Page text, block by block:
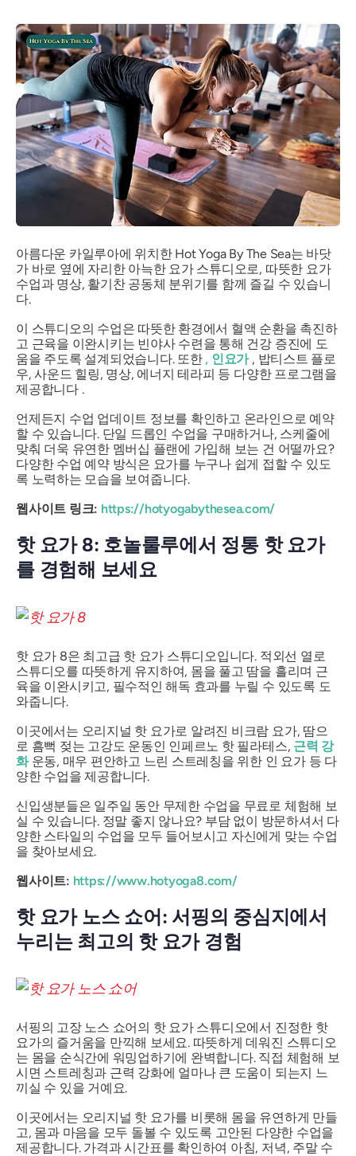
아름다운 카일루아에 위치한 Hot Yoga By The Sea는 바닷
가 바로 옆에 자리한 아늑한 요가 스튜디오로, 따뜻한 요가
수업과 명상, 활기찬 공동체 분위기를 함께 즐길 수 있습니
다.
이 스튜디오의 수업은 따뜻한 환경에서 혈액 순환을 촉진하
고 근육을 이완시키는 빈야사 수련을 통해 건강 증진에 도
움을 주도록 설계되었습니다. 또한 , 인요가, 밥티스트 플로
우, 사운드 힐링, 명상, 에너지 테라피 등 다양한 프로그램을
제공합니다 .
언제든지 수업 업데이트 정보를 확인하고 온라인으로 예약
할 수 있습니다. 단일 드롭인 수업을 구매하거나, 스케줄에
맞춰 더욱 유연한 멤버십 플랜에 가입해 보는 건 어떨까요?
다양한 수업 예약 방식은 요가를 누구나 쉽게 접할 수 있도
록 노력하는 모습을 보여줍니다.
웹사이트 링크: https://hotyogabythesea.com/
핫 요가 8: 호놀룰루에서 정통 핫 요가
를 경험해 보세요
핫 요가 8은 최고급 핫 요가 스튜디오입니다. 적외선 열로
스튜디오를 따뜻하게 유지하여, 몸을 풀고 땀을 흘리며 근
육을 이완시키고, 필수적인 해독 효과를 누릴 수 있도록 도
와줍니다.
이곳에서는 오리지널 핫 요가로 알려진 비크람 요가, 땀으
로 흠뻑 젖는 고강도 운동인 인페르노 핫 필라테스, 근력 강
화운동, 매우 편안하고 느린 스트레칭을 위한 인 요가 등 다
양한 수업을 제공합니다.
신입생분들은 일주일 동안 무제한 수업을 무료로 체험해 보
실 수 있습니다. 정말 좋지 않나요? 부담 없이 방문하셔서 다
양한 스타일의 수업을 모두 들어보시고 자신에게 맞는 수업
을 찾아보세요.
웹사이트: https://www.hotyoga8.com/
핫 요가 노스 쇼어: 서핑의 중심지에서
누리는 최고의 핫 요가 경험
서핑의 고장 노스 쇼어의 핫 요가 스튜디오에서 진정한 핫
요가의 즐거움을 만끽해 보세요. 따뜻하게 데워진 스튜디오
는 몸을 순식간에 워밍업하기에 완벽합니다. 직접 체험해 보
시면 스트레칭과 근력 강화에 얼마나 큰 도움이 되는지 느
끼실 수 있을 거예요.
이곳에서는 오리지널 핫 요가를 비롯해 몸을 유연하게 만들
고, 몸과 마음을 모두 돌볼 수 있도록 고안된 다양한 수업을
제공합니다. 가격과 시간표를 확인하여 아침, 저녁, 주말 수